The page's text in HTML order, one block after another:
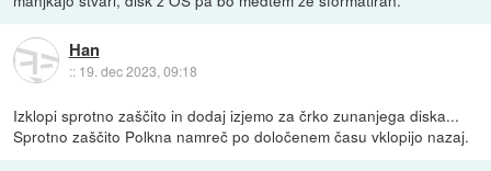
Han
:: 19. dec 2023, 09:18
Izklopi sprotno zaščito in dodaj izjemo za črko zunanjega diska...
Sprotno zaščito Polkna namreč po določenem času vklopijo nazaj.